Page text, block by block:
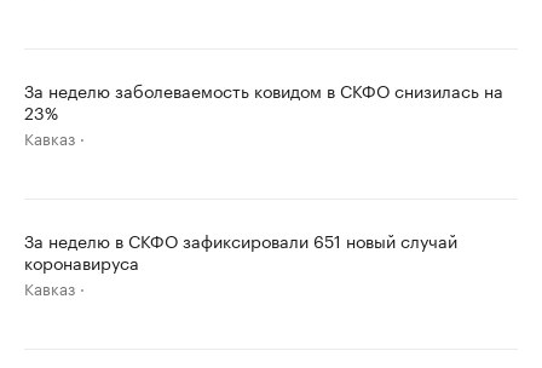
За неделю заболеваемость ковидом в СКФО снизилась на
23%
Кавказ
За неделю в СКФО зафиксировали 651 новый случай
коронавируса
Кавказ